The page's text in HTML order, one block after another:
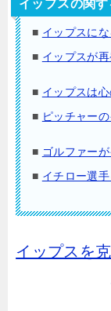
イップスの関
■ イップスに
■ イップスが
■ イップスは
■ ピッチャー
■ ゴルファー
■ イチロー選
イップスを